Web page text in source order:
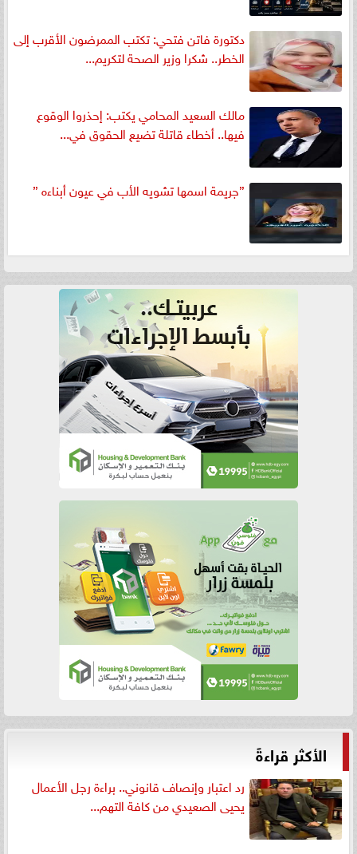
دكتورة فاتن فتحي: تكتب الممرضون الأقرب إلى
الخطر.. شكرا وزير الصحة لتكريم...
مالك السعيد المحامي يكتب: إحذروا الوقوع
فيها.. أخطاء قاتلة تضيع الحقوق في...
”جريمة اسمها تشويه الأب في عيون أبناءه ”
الأكثر قراءةً
رد اعتبار وإنصاف قانوني.. براءة رجل الأعمال
يحيى الصعيدي من كافة التهم...